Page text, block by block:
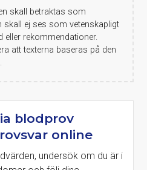
skall betraktas som
skall ej ses som vetenskapligt
eller rekommendationer.
att texterna baseras på den
blodprov
online
undersök om du är i